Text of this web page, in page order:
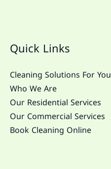
Quick Links
Cleaning Solutions For You
Who We Are
Our Residential Services
Our Commercial Services
Book Cleaning Online